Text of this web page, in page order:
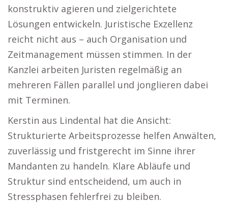
konstruktiv agieren und zielgerichtete
Lösungen entwickeln. Juristische Exzellenz
reicht nicht aus – auch Organisation und
Zeitmanagement müssen stimmen. In der
Kanzlei arbeiten Juristen regelmäßig an
mehreren Fällen parallel und jonglieren dabei
mit Terminen.
Kerstin aus Lindental hat die Ansicht:
Strukturierte Arbeitsprozesse helfen Anwälten,
zuverlässig und fristgerecht im Sinne ihrer
Mandanten zu handeln. Klare Abläufe und
Struktur sind entscheidend, um auch in
Stressphasen fehlerfrei zu bleiben.